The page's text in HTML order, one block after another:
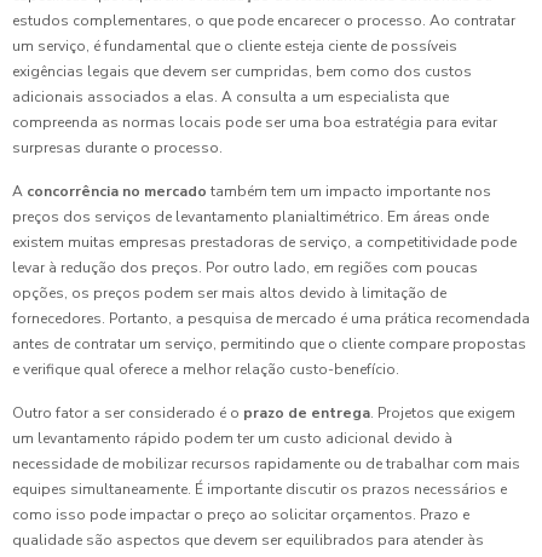
estudos complementares, o que pode encarecer o processo. Ao contratar
um serviço, é fundamental que o cliente esteja ciente de possíveis
exigências legais que devem ser cumpridas, bem como dos custos
adicionais associados a elas. A consulta a um especialista que
compreenda as normas locais pode ser uma boa estratégia para evitar
surpresas durante o processo.
A concorrência no mercado também tem um impacto importante nos
preços dos serviços de levantamento planialtimétrico. Em áreas onde
existem muitas empresas prestadoras de serviço, a competitividade pode
levar à redução dos preços. Por outro lado, em regiões com poucas
opções, os preços podem ser mais altos devido à limitação de
fornecedores. Portanto, a pesquisa de mercado é uma prática recomendada
antes de contratar um serviço, permitindo que o cliente compare propostas
e verifique qual oferece a melhor relação custo-benefício.
Outro fator a ser considerado é o prazo de entrega. Projetos que exigem
um levantamento rápido podem ter um custo adicional devido à
necessidade de mobilizar recursos rapidamente ou de trabalhar com mais
equipes simultaneamente. É importante discutir os prazos necessários e
como isso pode impactar o preço ao solicitar orçamentos. Prazo e
qualidade são aspectos que devem ser equilibrados para atender às